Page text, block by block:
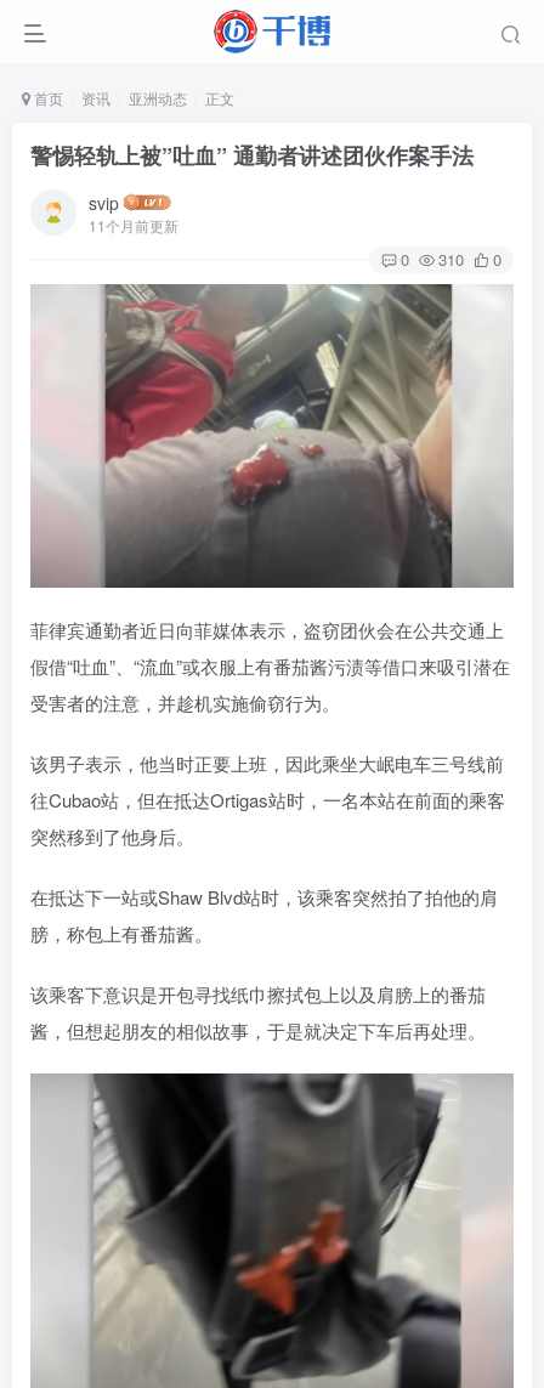
首页 资讯 亚洲动态 正文
警惕轻轨上被”吐血” 通勤者讲述团伙作案手法
svip
11个月前更新
0 310 0
菲律宾通勤者近日向菲媒体表示，盗窃团伙会在公共交通上
假借“吐血”、“流血”或衣服上有番茄酱污渍等借口来吸引潜在
受害者的注意，并趁机实施偷窃行为。
该男子表示，他当时正要上班，因此乘坐大岷电车三号线前
往Cubao站，但在抵达Ortigas站时，一名本站在前面的乘客
突然移到了他身后。
在抵达下一站或Shaw Blvd站时，该乘客突然拍了拍他的肩
膀，称包上有番茄酱。
该乘客下意识是开包寻找纸巾擦拭包上以及肩膀上的番茄
酱，但想起朋友的相似故事，于是就决定下车后再处理。